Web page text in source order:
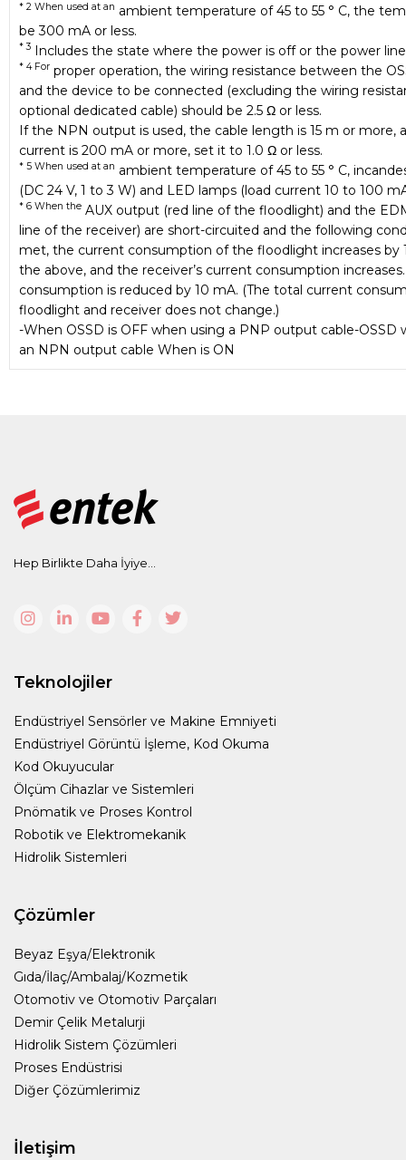
* 2 When used at an ambient temperature of 45 to 55 ° C, the
be 300 mA or less.
* 3 Includes the state where the power is off or the power
* 4 For proper operation, the wiring resistance between the
and the device to be connected (excluding the wiring
optional dedicated cable) should be 2.5 Ω or less.
If the NPN output is used, the cable length is 15 m or more,
current is 200 mA or more, set it to 1.0 Ω or less.
* 5 When used at an ambient temperature of 45 to 55 ° C,
(DC 24 V, 1 to 3 W) and LED lamps (load current 10 to 100
* 6 When the AUX output (red line of the floodlight) and the
line of the receiver) are short-circuited and the following
met, the current consumption of the floodlight increases by
the above, and the receiver’s current consumption
consumption is reduced by 10 mA. (The total current
floodlight and receiver does not change.)
-When OSSD is OFF when using a PNP output cable-OSSD
an NPN output cable When is ON
Hep Birlikte Daha İyiye...
Teknolojiler
Endüstriyel Sensörler ve Makine Emniyeti
Endüstriyel Görüntü İşleme, Kod Okuma
Kod Okuyucular
Ölçüm Cihazlar ve Sistemleri
Pnömatik ve Proses Kontrol
Robotik ve Elektromekanik
Hidrolik Sistemleri
Çözümler
Beyaz Eşya/Elektronik
Gıda/İlaç/Ambalaj/Kozmetik
Otomotiv ve Otomotiv Parçaları
Demir Çelik Metalurji
Hidrolik Sistem Çözümleri
Proses Endüstrisi
Diğer Çözümlerimiz
İletişim